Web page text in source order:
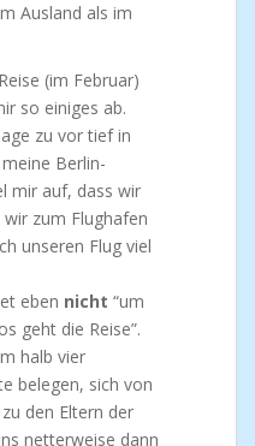
Ausland als im
(im Februar)
so einiges ab.
zu vor tief in
Berlin-
mir auf, dass wir
zum Flughafen
unseren Flug viel
eben nicht “um
geht die Reise”.
halb vier
belegen, sich von
den Eltern der
netterweise dann